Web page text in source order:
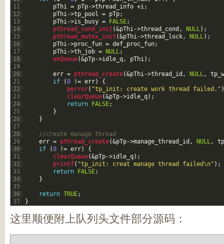
11
12
13
14
15
16
17
18
19
20
21
22
23
24
25
26
27
28
29
30
31
32
33
34
35
36
37
pThi = pTp->thread_info +i;
pThi->tp_pool = pTp;
pThi->is_busy = FALSE;
pthread_cond_init (&pThi->thread_cond , NULL) ;
pthread_mutex_init (&pThi->thread_lock, NULL) ;
pThi->proc_fun = def_proc_fun;
pThi->th_job = NULL;
enQueue(&pTp->idle_q, pThi) ;
err = pthread_create(&pThi->thread_id , NULL,
if
(0 != err)
{
perror( "tp_init: create work thread failed." )
clearQueue(&pTp->idle_q) ;
return
FALSE;
}
}
//create manage thread
err = pthread_create(&pTp->manage_thread_id , NULL,
if
(0 != err)
{
clearQueue(&pTp->idle_q) ;
printf( "tp_init: creat manage thread failed\n" ) ;
return
FALSE;
}
return TRUE;
}
这里顺便附上队列头文件部分源码：